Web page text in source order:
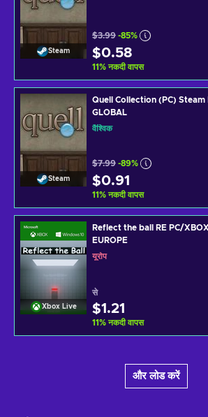
Steam
$3.99 -85%
$0.58
11% नकदी वापस
Steam
Quell Collection (PC) Steam Key
GLOBAL
वैश्विक
$7.99 -89%
$0.91
11% नकदी वापस
Xbox Live
Reflect the ball RE PC/
EUROPE
यूरोप
से
$1.21
11% नकदी वापस
और लोड करें